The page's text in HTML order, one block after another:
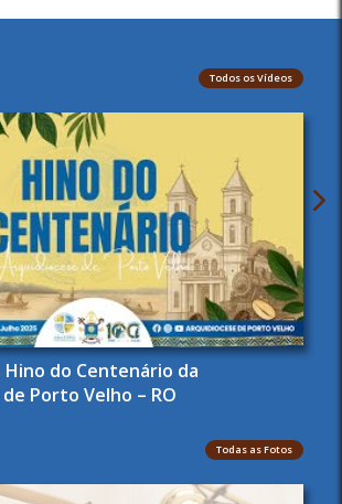
Todos os Vídeos
do Centenário da
Porto Velho – RO
Todas as Fotos